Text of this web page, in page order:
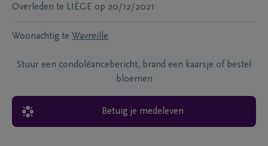
Overleden te LIÈGE op 20/12/2021
Woonachtig te Wavreille
Stuur een condoléancebericht, brand een kaarsje of bestel
bloemen
Betuig je medeleven